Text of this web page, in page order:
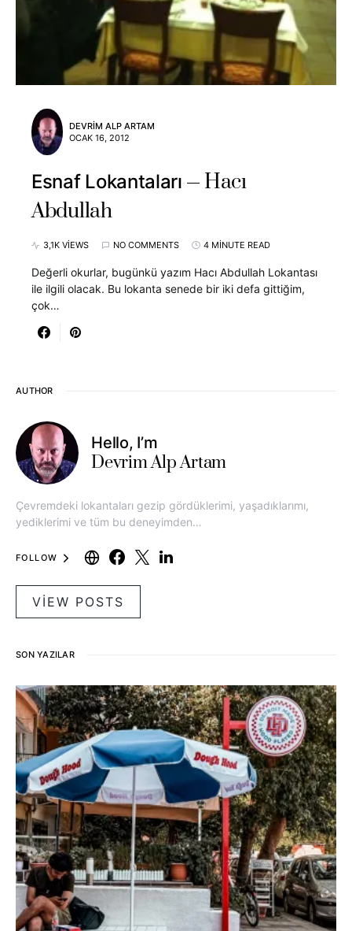
DEVRIM ALP ARTAM
OCAK 16, 2012
Esnaf Lokantaları
Hacı
Abdullah
3,1K VIEWS NO COMMENTS 4 MINUTE READ
Değerli okurlar, bugünkü yazım Hacı Abdullah Lokantası
ile ilgili olacak. Bu lokanta senede bir iki defa gittiğim,
çok…
AUTHOR
Hello, I’m
Devrim Alp Artam
Çevremdeki lokantaları gezip gördüklerimi, yaşadıklarımı,
yediklerimi ve tüm bu deneyimden…
FOLLOW
VIEW POSTS
SON YAZILAR